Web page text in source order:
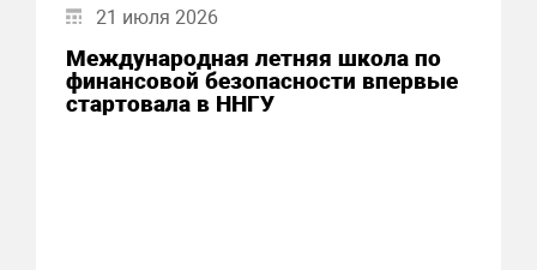
21 июля 2026
Международная летняя школа по
финансовой безопасности впервые
стартовала в ННГУ